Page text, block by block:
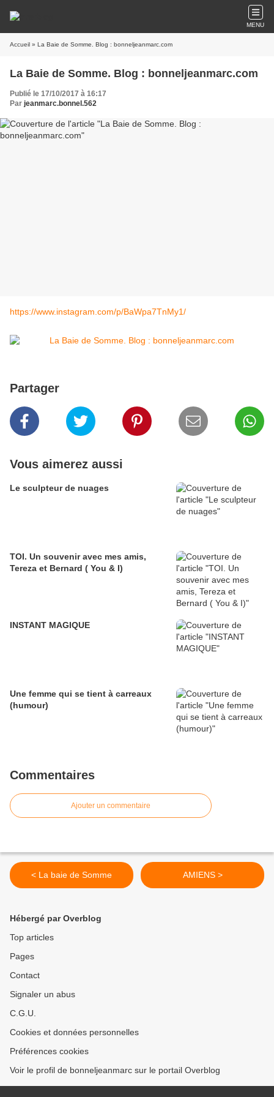
MENU
Accueil » La Baie de Somme. Blog : bonneljeanmarc.com
La Baie de Somme. Blog : bonneljeanmarc.com
Publié le 17/10/2017 à 16:17
Par jeanmarc.bonnel.562
https://www.instagram.com/p/BaWpa7TnMy1/
Partager
Vous aimerez aussi
Le sculpteur de nuages
TOI. Un souvenir avec mes amis,
Tereza et Bernard ( You & I)
INSTANT MAGIQUE
Une femme qui se tient à carreaux
(humour)
Commentaires
Ajouter un commentaire
< La baie de Somme AMIENS >
Hébergé par Overblog
Top articles
Pages
Contact
Signaler un abus
C.G.U.
Cookies et données personnelles
Préférences cookies
Voir le profil de bonneljeanmarc sur le portail Overblog